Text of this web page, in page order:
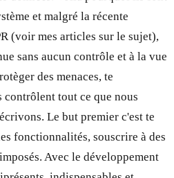
et malgré la récente
(voir mes articles sur le sujet),
sans aucun contrôle et à la vue
des menaces, te
tout ce que nous
Le but premier c'est te
fonctionnalités, souscrire à des
Avec le développement